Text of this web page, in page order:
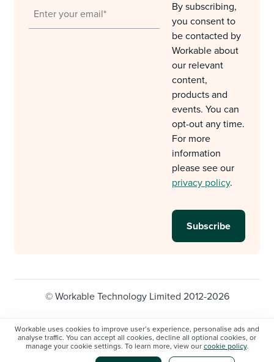
Workable uses cookies to improve user’s experience, personalise ads and
analyse traffic. You can accept all cookies, decline all optional cookies, or
manage your cookie settings. To learn more, view our cookie policy.
By subscribing,
you consent to
be contacted by
Workable about
our relevant
content,
products and
events. You can
opt-out any time.
For more
information
please see our
privacy policy.
© Workable Technology Limited 2012-2026
Privacy policy
Cookie Settings
Do not sell/share my personal information